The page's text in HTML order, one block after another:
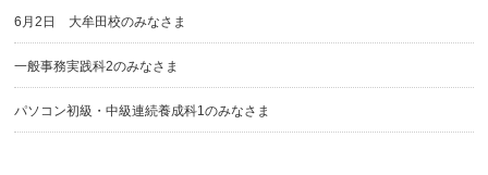
6月2日 大牟田校のみなさま
一般事務実践科2のみなさま
パソコン初級・中級連続養成科1のみなさま